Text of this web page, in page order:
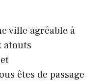
ville agréable à
atouts
êtes de passage